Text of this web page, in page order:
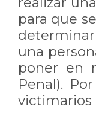
para que
una
poner en
Penal).
victimarios